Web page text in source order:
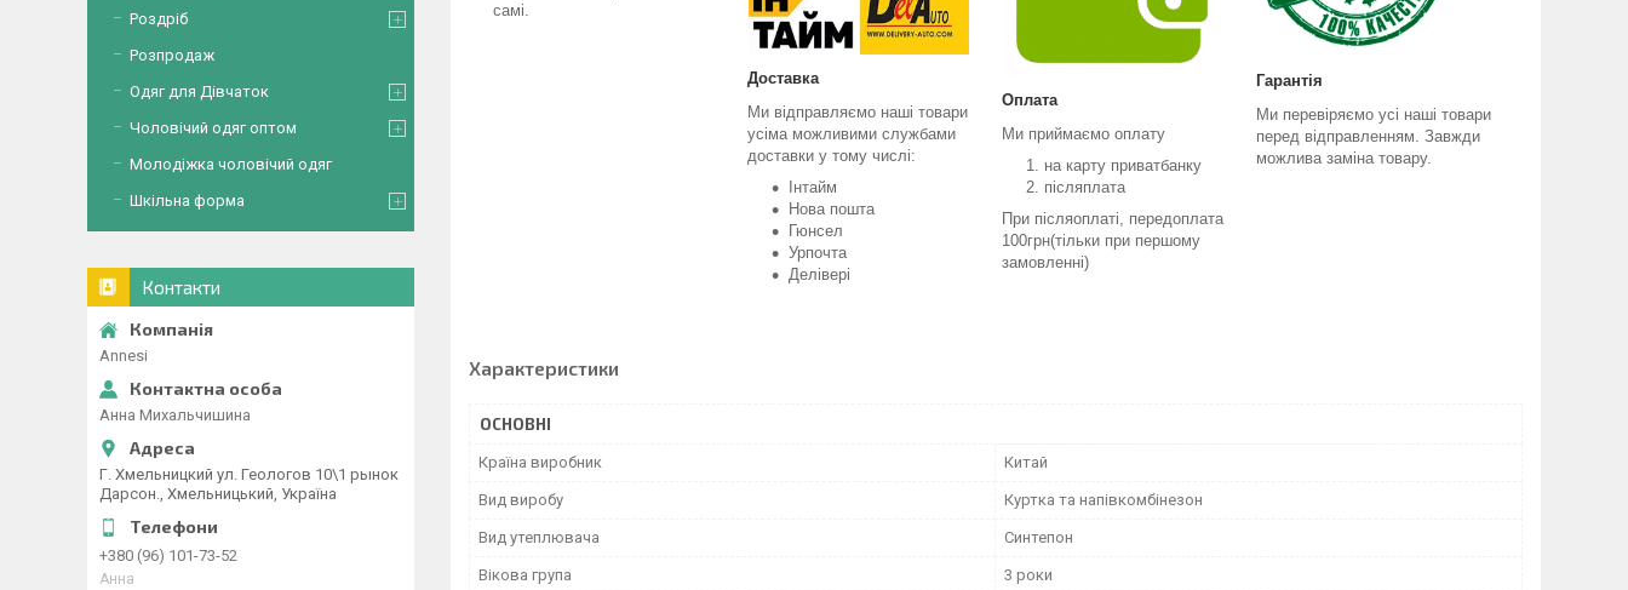
самі.
Доставка
Ми відправляємо наші товари
усіма можливими службами
доставки у тому числі:
Інтайм
Нова пошта
Гюнсел
Урпочта
Делівері
Оплата
Ми приймаємо оплату
на карту приватбанку
післяплата
При післяоплаті, передоплата
100грн(тільки при першому
замовленні)
Гарантія
Ми перевіряємо усі наші товари
перед відправленням. Завжди
можлива заміна товару.
Характеристики
ОСНОВНІ
Країна виробник Китай
Вид виробу Куртка та напівкомбінезон
Вид утеплювача Синтепон
Вікова група 3 роки
Роздріб
Розпродаж
Одяг для Дівчаток
Чоловічий одяг оптом
Молодіжка чоловічий одяг
Шкільна форма
Контакти
Annesi
Анна Михальчишина
Г. Хмельницкий ул. Геологов 10\1 рынок
Дарсон., Хмельницький, Україна
+380 (96) 101-73-52
Анна